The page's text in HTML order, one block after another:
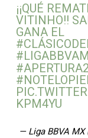
¡¡QUÉ
VITINHO!!
GANA EL
KPM4YU
— Liga BBVA MX